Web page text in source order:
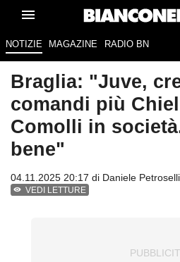
NOTIZIE MAGAZINE RADIO BN
Braglia: "Juve,
comandi più
Comolli in
bene"
04.11.2025 20:17 di Daniele Petroselli
VEDI LETTURE